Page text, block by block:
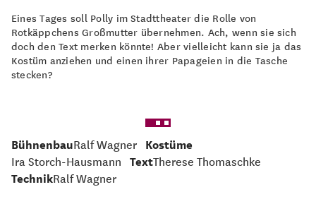
Eines Tages soll Polly im Stadttheater die Rolle von
Rotkäppchens Großmutter übernehmen. Ach, wenn sie sich
doch den Text merken könnte! Aber vielleicht kann sie ja das
Kostüm anziehen und einen ihrer Papageien in die Tasche
stecken?
BühnenbauRalf Wagner Kostüme
Ira Storch-Hausmann TextTherese Thomaschke
TechnikRalf Wagner